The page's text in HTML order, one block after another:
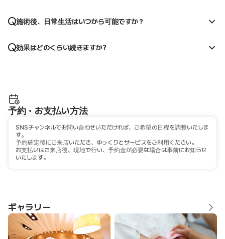
施術後、日常生活はいつから可能ですか？
効果はどのくらい続きますか?
予約・お支払い方法
SNSチャンネルでお問い合わせいただければ、ご希望の日程を調整いたしま
す。
予約確定後にご来店いただき、ゆっくりとサービスをご利用ください。
お支払いはご来店後、現地で行い、予約金が必要な場合は事前にお知らせ
いたします。
ギャラリー